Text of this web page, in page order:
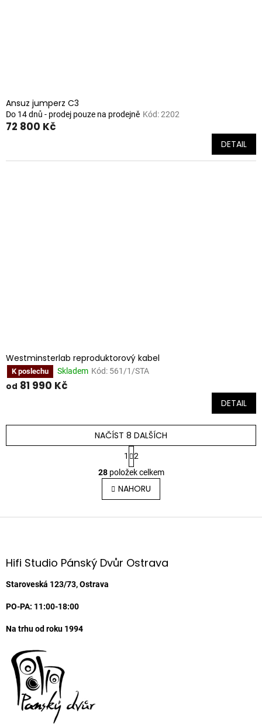
Ansuz jumperz C3
Do 14 dnů - prodej pouze na prodejně Kód:2202
72 800 Kč
DETAIL
Westminsterlab reproduktorový kabel
K poslechu Skladem Kód: 561/1/STA
od 81 990 Kč
DETAIL
O
v
l
á
p
r
NAČÍST 8 DALŠÍCH
S
t
r
á
n
k
v
1
2
28položek celkem
NAHORU
Z
aHifi Studio Pánský Dvůr Ostrava
Staroveská 123/73, Ostrava
PO-PA: 11:00-18:00
Na trhu od roku 1994